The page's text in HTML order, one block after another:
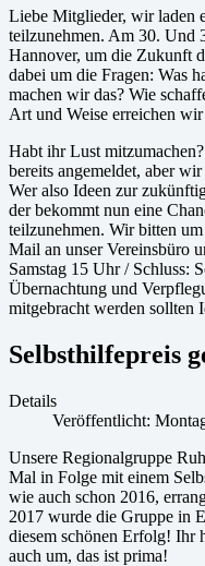
Liebe Mitglieder, wir laden
teilzunehmen. Am 30. Und
Hannover, um die Zukunft
dabei um die Fragen: Was
machen wir das? Wie
Art und Weise erreichen
Habt ihr Lust
bereits angemeldet, aber
Wer also Ideen zur
der bekommt nun eine
teilzunehmen. Wir bitten
Mail an unser Vereinsbüro
Samstag 15 Uhr / Schluss:
Übernachtung und
mitgebracht werden sollten
Selbsthilfepreis
Details
Veröffentlicht:
Unsere Regionalgruppe
Mal in Folge mit einem
wie auch schon 2016,
2017 wurde die Gruppe in
diesem schönen Erfolg! Ihr
auch um, das ist prima!